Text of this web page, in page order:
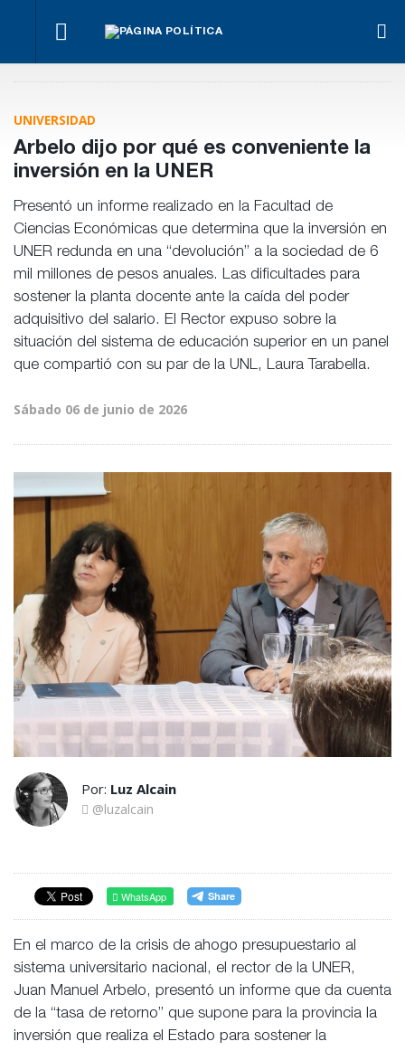
las
debate
interno
Rossi,
nueva
conducción
socialista
oficialismo
previsional
necesario,
¿Posible
UNIVERSIDAD
Arbelo dijo por qué es conveniente la
inversión en la UNER
Presentó un informe realizado en la Facultad de
Ciencias Económicas que determina que la inversión en
UNER redunda en una “devolución” a la sociedad de 6
mil millones de pesos anuales. Las dificultades para
sostener la planta docente ante la caída del poder
adquisitivo del salario. El Rector expuso sobre la
situación del sistema de educación superior en un panel
que compartió con su par de la UNL, Laura Tarabella.
Sábado 06 de junio de 2026
Por: Luz Alcain
@luzalcain
WhatsApp
En el marco de la crisis de ahogo presupuestario al
sistema universitario nacional, el rector de la UNER,
Juan Manuel Arbelo, presentó un informe que da cuenta
de la “tasa de retorno” que supone para la provincia la
inversión que realiza el Estado para sostener la